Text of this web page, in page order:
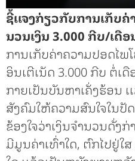
ຊີ້ເເຈງກ່ຽວກັບການເກັບ
ນວນເງິນ 3.000 ກີບ/ເດືອ
ການເກັບຄ່າຄວາມປອດໄ
ອິນເຕີເນັດ 3.000 ກີບ ຕໍ່ເ
ກາຍເປັນບັນຫາເຄັ່ງຮ້ອນ
ສັງຄົມໃຫ້ຄວາມສົນໃຈໃນປັ
ຂ້ອງໃຈວ່າເງິນຈໍານວນດັ່ງ
ມີມູນຄ່າເທົ່າໃດ, ຕົກໄປຢູ່ໃສ